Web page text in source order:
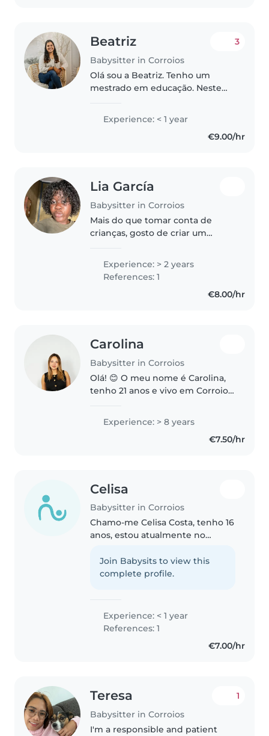
Beatriz
Babysitter in Corroios
3
Olá sou a Beatriz. Tenho um
mestrado em educação. Neste
Educadora de Infância. Estou
disponível aos fim de semana, ao
final do dia e noites para cuidar..
Experience: < 1 year
€9.00/hr
Lia García
Babysitter in Corroios
Mais do que tomar conta de
crianças, gosto de criar um
seguras, felizes e bem cuidadas.
Sou responsável, paciente e de
confiança, e trato cada criança..
Experience: > 2 years
References: 1
€8.00/hr
Carolina
Babysitter in Corroios
Olá! 😊 O meu nome é Carolina,
tenho 21 anos e vivo em Corroios.
vejo como um privilégio.
Acompanhar o crescimento de
Experience: > 8 years
€7.50/hr
Celisa
Babysitter in Corroios
Chamo-me Celisa Costa, tenho 16
anos, estou atualmente no
verão. Sou bastante proativa, sei
trabalhar em equipa e
Join Babysits to view this
complete profile.
Experience: < 1 year
References: 1
€7.00/hr
Teresa
Babysitter in Corroios
1
I'm a responsible and patient